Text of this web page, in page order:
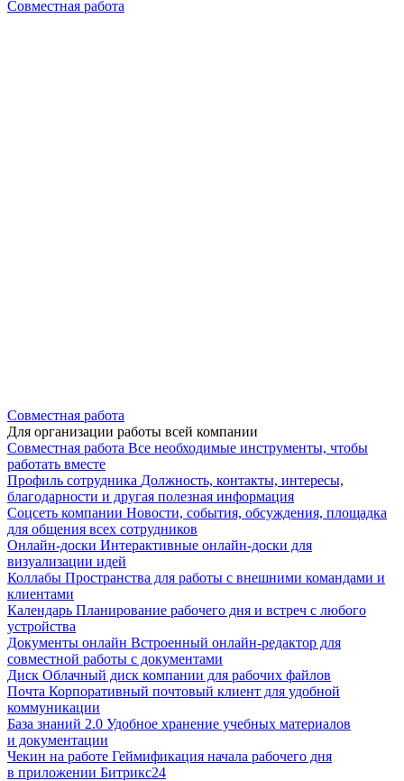
Совместная работа
Совместная работа
Для организации работы всей компании
Совместная работа Все необходимые инструменты, чтобы
работать вместе
Профиль сотрудника Должность, контакты, интересы,
благодарности и другая полезная информация
Соцсеть компании Новости, события, обсуждения, площадка
для общения всех сотрудников
Онлайн-доски Интерактивные онлайн-доски для
визуализации идей
Коллабы Пространства для работы с внешними командами и
клиентами
Календарь Планирование рабочего дня и встреч с любого
устройства
Документы онлайн Встроенный онлайн-редактор для
совместной работы с документами
Диск Облачный диск компании для рабочих файлов
Почта Корпоративный почтовый клиент для удобной
коммуникации
База знаний 2.0 Удобное хранение учебных материалов
и документации
Чекин на работе Геймификация начала рабочего дня
в приложении Битрикс24